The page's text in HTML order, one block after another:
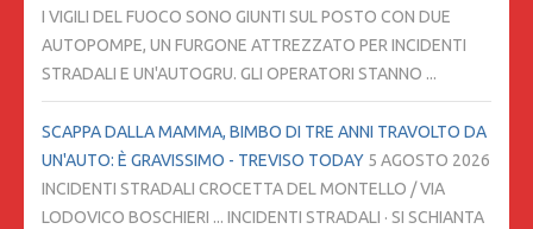
I VIGILI DEL FUOCO SONO GIUNTI SUL POSTO CON DUE
AUTOPOMPE, UN FURGONE ATTREZZATO PER INCIDENTI
STRADALI E UN'AUTOGRU. GLI OPERATORI STANNO ...
SCAPPA DALLA MAMMA, BIMBO DI TRE ANNI TRAVOLTO DA
UN'AUTO: È GRAVISSIMO - TREVISO TODAY 5 AGOSTO 2026
INCIDENTI STRADALI CROCETTA DEL MONTELLO / VIA
LODOVICO BOSCHIERI ... INCIDENTI STRADALI · SI SCHIANTA